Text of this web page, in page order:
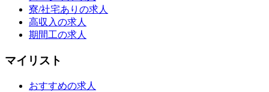
寮/社宅ありの求人
高収入の求人
期間工の求人
マイリスト
おすすめの求人